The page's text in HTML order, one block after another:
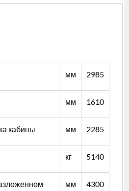
мм 2985
мм 1610
кабины мм 2285
кг 5140
мм 4300